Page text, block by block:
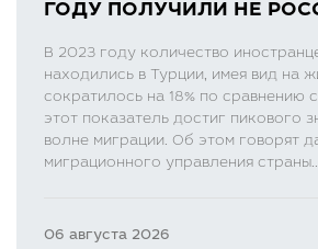
ГОДУ ПОЛУЧИЛИ НЕ
В 2023 году количество
находились в Турции, имея вид на
сократилось на 18% по сравнению
этот показатель достиг пикового
волне миграции. Об этом говорят
миграционного управления
06 августа 2026